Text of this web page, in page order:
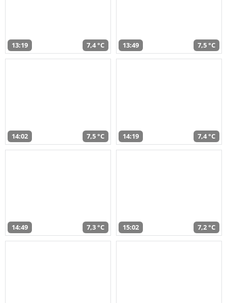
13:19 7,4 °C 13:49 7,5 °C
14:02 7,5 °C 14:19 7,4 °C
14:49 7,3 °C 15:02 7,2 °C